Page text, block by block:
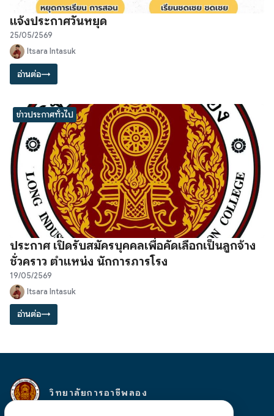
แจ้งประกาศวันหยุด
25/05/2569
Itsara Intasuk
อ่านต่อ→
ข่าวประกาศทั่วไป
ประกาศ เปิดรับสมัครบุคคลเพื่อคัดเลือกเป็นลูกจ้าง
ชั่วคราว ตำแหน่ง นักการภารโรง
19/05/2569
Itsara Intasuk
อ่านต่อ→
วิทยาลัยการอาชีพลอง